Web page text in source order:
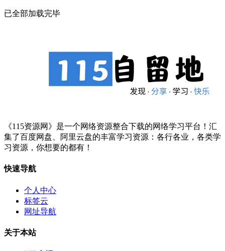
已全部加载完毕
《115资源网》是一个网络资源整合下载的网络学习平台！汇
集了百度网盘、阿里云盘的丰富学习资源：各行各业，各类学
习资源，你想要的都有！
快速导航
个人中心
标签云
网址导航
关于本站